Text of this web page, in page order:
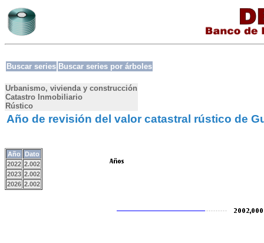
Buscar series Buscar series por árboles
Urbanismo, vivienda y construcción
Catastro Inmobiliario
Rústico
Año de revisión del valor catastral rústico de
Año
Dato
2022 2.002
2023 2.002
2026 2.002